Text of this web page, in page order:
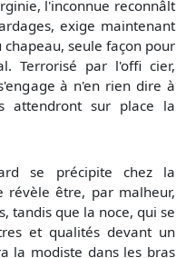
l'inconnue reconnâlt
exige maintenant
seule façon pour
Terrorisé par l'offi cier,
à n'en rien dire à
attendront sur place la
se précipite chez la
révèle être, par malheur,
tandis que la noce, qui se
et qualités devant un
la modiste dans les bras